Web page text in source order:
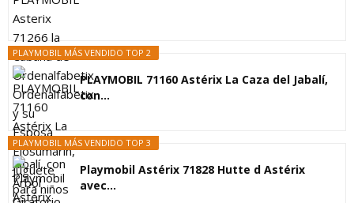
PLAYMOBIL MÁS VENDIDO TOP 2
PLAYMOBIL 71160 Astérix La Caza del Jabalí,
con...
PLAYMOBIL MÁS VENDIDO TOP 3
Playmobil Astérix 71828 Hutte d Astérix
avec...